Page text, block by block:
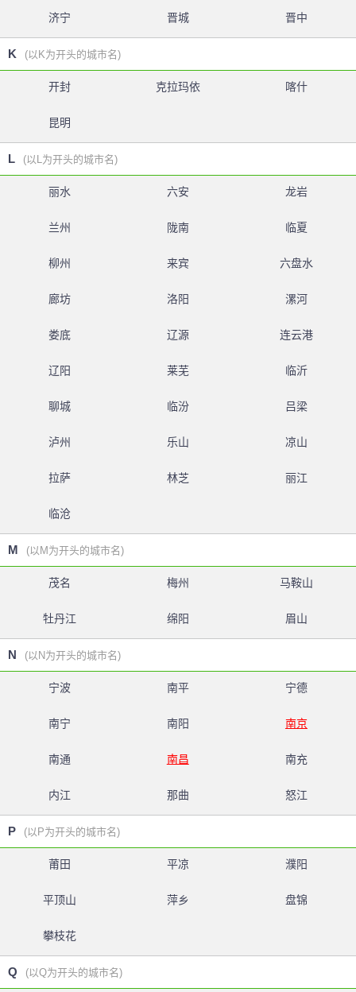
济宁 晋城 晋中
K (以K为开头的城市名)
开封 克拉玛依 喀什
昆明
L (以L为开头的城市名)
丽水 六安 龙岩
兰州 陇南 临夏
柳州 来宾 六盘水
廊坊 洛阳 漯河
娄底 辽源 连云港
辽阳 莱芜 临沂
聊城 临汾 吕梁
泸州 乐山 凉山
拉萨 林芝 丽江
临沧
M (以M为开头的城市名)
茂名 梅州 马鞍山
牡丹江 绵阳 眉山
N (以N为开头的城市名)
宁波 南平 宁德
南宁 南阳 南京
南通 南昌 南充
内江 那曲 怒江
P (以P为开头的城市名)
莆田 平凉 濮阳
平顶山 萍乡 盘锦
攀枝花
Q (以Q为开头的城市名)